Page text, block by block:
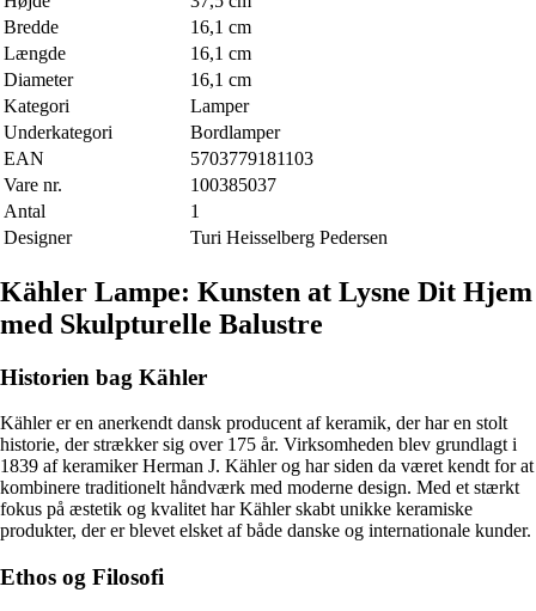
Bredde
16,1 cm
Længde
16,1 cm
Diameter
16,1 cm
Kategori
Lamper
Underkategori
Bordlamper
EAN
5703779181103
Vare nr.
100385037
Antal
1
Designer
Turi Heisselberg Pedersen
Kähler Lampe: Kunsten at Lysne Dit Hjem
med Skulpturelle Balustre
Historien bag Kähler
Kähler er en anerkendt dansk producent af keramik, der har en stolt
historie, der strækker sig over 175 år. Virksomheden blev grundlagt i
1839 af keramiker Herman J. Kähler og har siden da været kendt for at
kombinere traditionelt håndværk med moderne design. Med et stærkt
fokus på æstetik og kvalitet har Kähler skabt unikke keramiske
produkter, der er blevet elsket af både danske og internationale kunder.
Ethos og Filosofi